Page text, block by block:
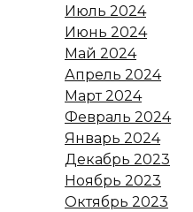
Июль 2024
Июнь 2024
Май 2024
Апрель 2024
Март 2024
Февраль 2024
Январь 2024
Декабрь 2023
Ноябрь 2023
Октябрь 2023